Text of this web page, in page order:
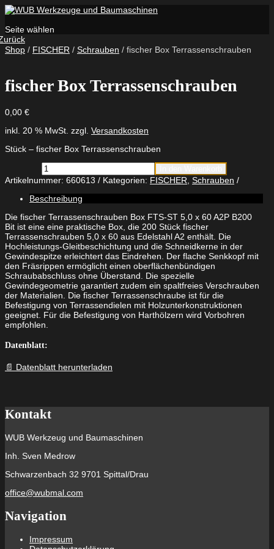
Seite wählen
Shop / FISCHER / Schrauben / fischer Box Terrassenschrauben
fischer Box Terrassenschrauben
0,00 €
inkl. 20 % MwSt. zzgl. Versandkosten
Stück – fischer Box Terrassenschrauben
fischer
Box
Terrassenschrauben
Menge
Artikelnummer: 660613 Kategorien: FISCHER Schrauben
Beschreibung
Die fischer Terrassenschrauben Box FTS-ST 5,0 x 60 A2P B200
Bit ist eine eine praktische Box, die 200 Stück fischer
Terrassenschrauben 5,0 x 60 aus Edelstahl A2 enthält. Die
Hochleistungs-Gleitbeschichtung und die Schneidkerne in der
Gewindespitze erleichtert das Eindrehen. Der flache Senkkopf mit
den Fräsrippen ermöglicht einen oberflächenbündigen
Schraubabschluss ohne Überstand. Die spezielle
Gewindegeometrie garantiert zudem ein spaltfreies Verschrauben
der Materialien. Die fischer Terrassenschraube ist für die
Befestigung von Terrassendielen mit Holzunterkonstruktionen
geeignet. Für die Befestigung von Harthölzern wird Vorbohren
empfohlen.
Datenblatt:
📄 Datenblatt herunterladen
Kontakt
WUB Werkzeug und Baumaschinen
Inh. Sven Medrow
Schwarzenbach 32 9701 Spittal/Drau
office@wubmal.com
Navigation
Impressum